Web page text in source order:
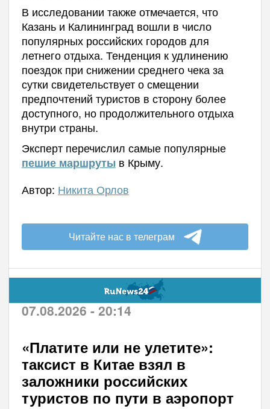
В исследовании также отмечается, что
Казань и Калининград вошли в число
популярных российских городов для
летнего отдыха. Тенденция к удлинению
поездок при снижении среднего чека за
сутки свидетельствует о смещении
предпочтений туристов в сторону более
доступного, но продолжительного отдыха
внутри страны.
Эксперт перечислил самые популярные
пешие маршруты в Крыму.
Автор: Никита Орлов
Читайте нас в телеграм
07.08.2026 - 20:14
«Платите или не улетите»:
таксист в Китае взял в
заложники российских
туристов по пути в аэропорт